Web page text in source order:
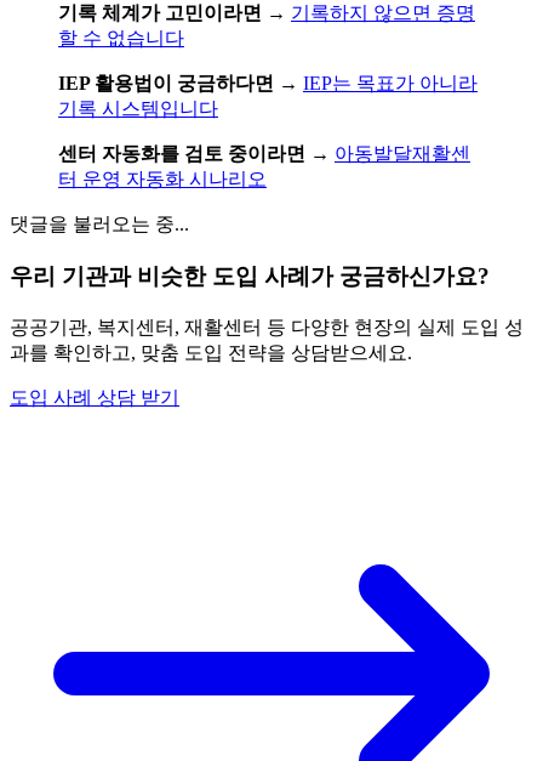
기록 체계가 고민이라면 → 기록하지 않으면 증명
할 수 없습니다
IEP 활용법이 궁금하다면 → IEP는 목표가 아니라
기록 시스템입니다
센터 자동화를 검토 중이라면 → 아동발달재활센
터 운영 자동화 시나리오
댓글을 불러오는 중...
우리 기관과 비슷한 도입 사례가 궁금하신가요?
공공기관, 복지센터, 재활센터 등 다양한 현장의 실제 도입 성
과를 확인하고, 맞춤 도입 전략을 상담받으세요.
도입 사례 상담 받기